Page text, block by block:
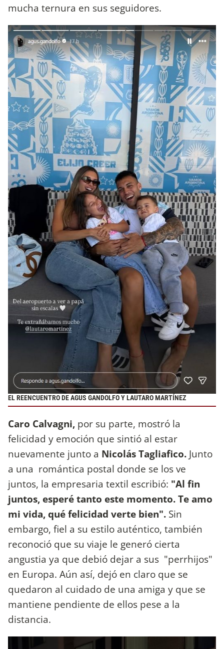
mucha ternura en sus seguidores.
EL REENCUENTRO DE AGUS GANDOLFO Y LAUTARO MARTÍNEZ
Caro Calvagni, por su parte, mostró la
felicidad y emoción que sintió al estar
nuevamente junto a Nicolás Tagliafico. Junto
a una romántica postal donde se los ve
juntos, la empresaria textil escribió: "Al fin
juntos, esperé tanto este momento. Te amo
mi vida, qué felicidad verte bien". Sin
embargo, fiel a su estilo auténtico, también
reconoció que su viaje le generó cierta
angustia ya que debió dejar a sus "perrhijos"
en Europa. Aún así, dejó en claro que se
quedaron al cuidado de una amiga y que se
mantiene pendiente de ellos pese a la
distancia.